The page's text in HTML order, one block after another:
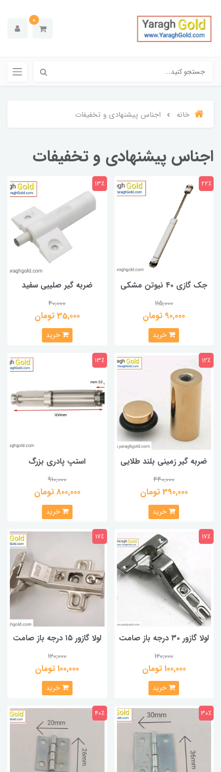
0
خانه اجناس پیشنهادی و تخفیفات
اجناس پیشنهادی و تخفیفات
جک گازی ۴۰ نیوتن مشکی
115,000
90,000 تومان
22٪
خرید
ضربه گیر صلیبی سفید
40,000
35,000 تومان
13٪
خرید
ضربه گیر زمینی بلند طلایی
440,000
390,000 تومان
12٪
خرید
استپ پادری بزرگ
910,000
800,000 تومان
13٪
خرید
لولا گازور ۳۰ درجه باز صامت
120,000
100,000 تومان
17٪
خرید
لولا گازور ۱۵ درجه باز صامت
120,000
100,000 تومان
17٪
خرید
30٪ 40٪